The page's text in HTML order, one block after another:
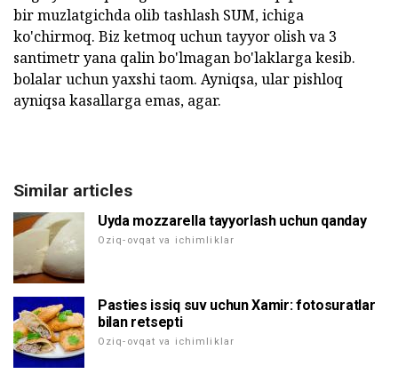
bir muzlatgichda olib tashlash SUM, ichiga
ko'chirmoq. Biz ketmoq uchun tayyor olish va 3
santimetr yana qalin bo'lmagan bo'laklarga kesib.
bolalar uchun yaxshi taom. Ayniqsa, ular pishloq
ayniqsa kasallarga emas, agar.
Similar articles
Uyda mozzarella tayyorlash uchun qanday
Oziq-ovqat va ichimliklar
Pasties issiq suv uchun Xamir: fotosuratlar
bilan retsepti
Oziq-ovqat va ichimliklar